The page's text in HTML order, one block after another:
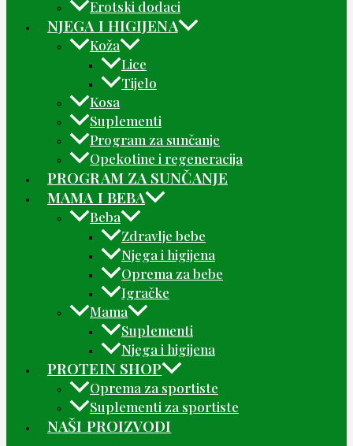
Erotski dodaci
NJEGA I HIGIJENA
Koža
Lice
Tijelo
Kosa
Suplementi
Program za sunčanje
Opekotine i regeneracija
PROGRAM ZA SUNČANJE
MAMA I BEBA
Beba
Zdravlje bebe
Njega i higijena
Oprema za bebe
Igračke
Mama
Suplementi
Njega i higijena
PROTEIN SHOP
Oprema za sportiste
Suplementi za sportiste
NAŠI PROIZVODI